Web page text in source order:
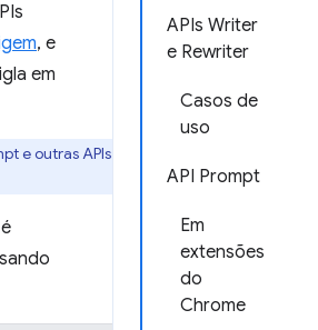
APIs Writer
e Rewriter
Casos de
uso
API Prompt
Em
extensões
do
Chrome
, e
em
e outras APIs